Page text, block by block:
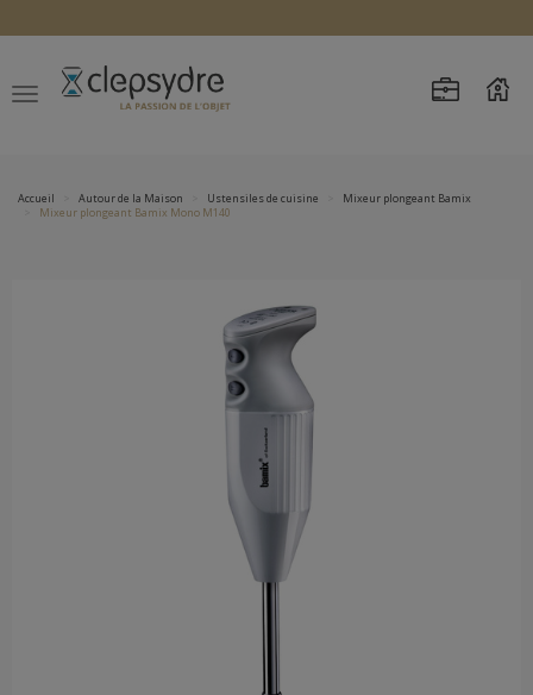
Accueil Autour de la Maison Ustensiles de cuisine
Mixeur plongeant Bamix
Mixeur plongeant Bamix Mono M140